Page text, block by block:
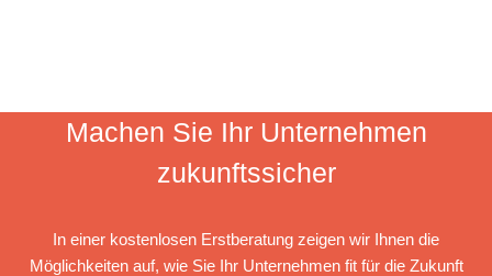
Machen Sie Ihr Unternehmen
zukunftssicher
In einer kostenlosen Erstberatung zeigen wir Ihnen die
Möglichkeiten auf, wie Sie Ihr Unternehmen fit für die Zukunft